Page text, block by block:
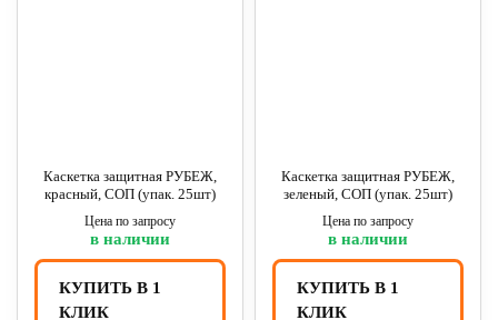
Каскетка защитная РУБЕЖ,
красный, СОП (упак. 25шт)
Цена по запросу
в наличии
КУПИТЬ В 1
КЛИК
Каскетка защитная РУБЕЖ,
зеленый, СОП (упак. 25шт)
Цена по запросу
в наличии
КУПИТЬ В 1
КЛИК